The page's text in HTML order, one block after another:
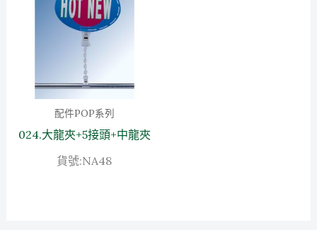
配件POP系列
024.大龍夾+5接頭+中龍夾
貨號:NA48